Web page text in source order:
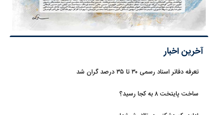
آخرین اخبار
تعرفه دفاتر اسناد رسمی ۳۰ تا ۳۵ درصد گران شد
ساخت پایتخت ۸ به کجا رسید؟